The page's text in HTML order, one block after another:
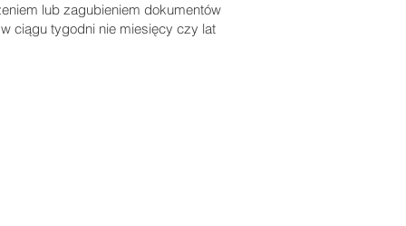
lub zagubieniem dokumentów
ciągu tygodni nie miesięcy czy lat